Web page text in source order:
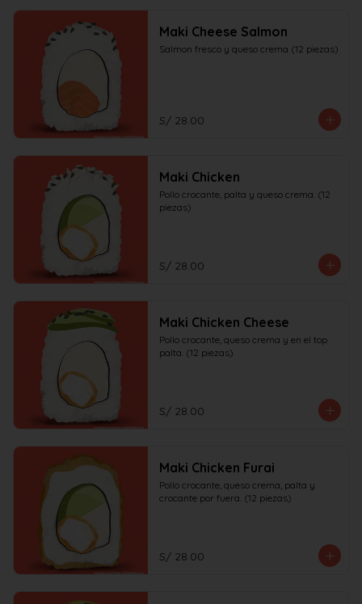
Maki Cheese Salmon
Salmon fresco y queso crema (12 piezas)
S/ 28.00
Maki Chicken
Pollo crocante, palta y queso crema. (12
piezas)
S/ 28.00
Maki Chicken Cheese
Pollo crocante, queso crema y en el top
palta. (12 piezas)
S/ 28.00
Maki Chicken Furai
Pollo crocante, queso crema, palta y
crocante por fuera. (12 piezas)
S/ 28.00